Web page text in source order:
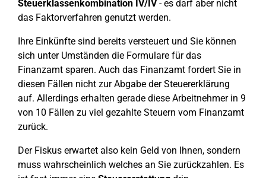
Steuerklassenkombination IV/IV- es darf aber nicht
das Faktorverfahren genutzt werden.
Ihre Einkünfte sind bereits versteuert und Sie können
sich unter Umständen die Formulare für das
Finanzamt sparen. Auch das Finanzamt fordert Sie in
diesen Fällen nicht zur Abgabe der Steuererklärung
auf. Allerdings erhalten gerade diese Arbeitnehmer in 9
von 10 Fällen zu viel gezahlte Steuern vom Finanzamt
zurück.
Der Fiskus erwartet also kein Geld von Ihnen, sondern
muss wahrscheinlich welches an Sie zurückzahlen. Es